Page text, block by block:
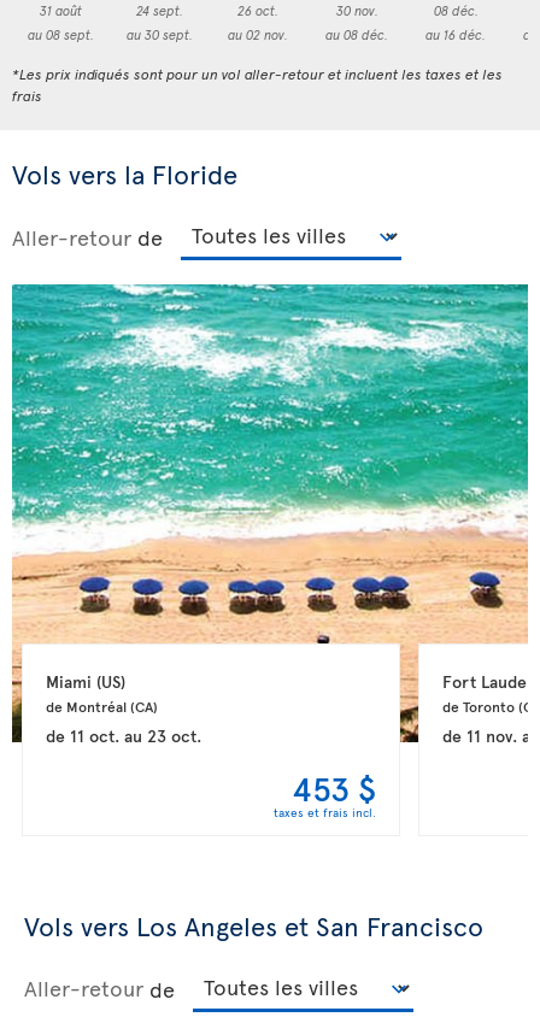
31 août
au 08 sept.
24 sept.
au 30 sept.
26 oct.
au 02 nov.
30 nov.
au 08 déc.
08 déc.
au 16 déc.
*Les prix indiqués sont pour un vol aller-retour et incluent les taxes et les
frais
Vols vers la Floride
Aller-retour de
Miami (US)
de Montréal (CA)
de 11 oct.au 23 oct.
453 $
taxes et frais incl.
Fort
de Toronto
de 11 nov.
Vols vers Los Angeles et San Francisco
Aller-retour de